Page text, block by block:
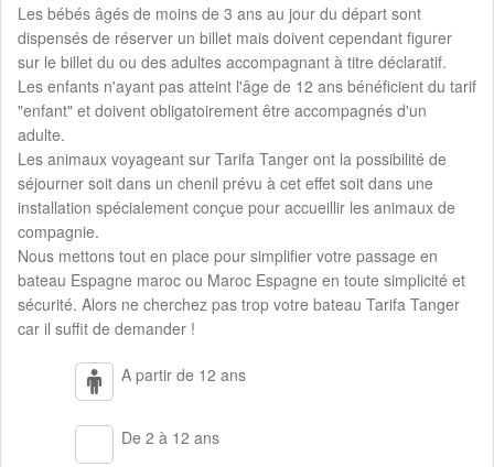
Les bébés âgés de moins de 3 ans au jour du départ sont
dispensés de réserver un billet mais doivent cependant figurer
sur le billet du ou des adultes accompagnant à titre déclaratif.
Les enfants n'ayant pas atteint l'âge de 12 ans bénéficient du tarif
"enfant" et doivent obligatoirement être accompagnés d'un
adulte.
Les animaux voyageant sur Tarifa Tanger ont la possibilité de
séjourner soit dans un chenil prévu à cet effet soit dans une
installation spécialement conçue pour accueillir les animaux de
compagnie.
Nous mettons tout en place pour simplifier votre passage en
bateau Espagne maroc ou Maroc Espagne en toute simplicité et
sécurité. Alors ne cherchez pas trop votre bateau Tarifa Tanger
car il suffit de demander !
A partir de 12 ans
De 2 à 12 ans